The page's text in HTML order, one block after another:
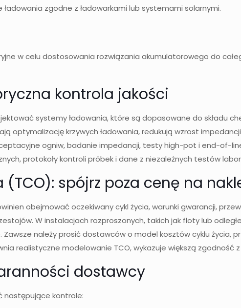
zgodne z ładowarkami lub systemami solarnymi.
w celu dostosowania rozwiązania akumulatorowego do
kontrola jakości
systemy ładowania, które są dopasowane do składu
optymalizację krzywych ładowania, redukują wzrost
ogniw, badanie impedancji, testy high-pot i end-of-
protokoły kontroli próbek i dane z niezależnych testów
spójrz poza cenę na
obejmować oczekiwany cykl życia, warunki gwarancji,
W instalacjach rozproszonych, takich jak floty lub
należy prosić dostawców o model kosztów cyklu życia,
realistyczne modelowanie TCO, wykazuje większą zgodność
dostawcy
następujące kontrole: